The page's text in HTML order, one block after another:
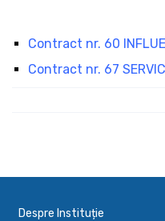
Contract nr. 60
Contract nr. 67
Despre Instituție